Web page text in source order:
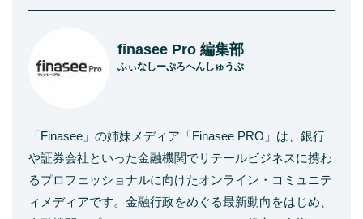
finasee Pro 編集部
ふぃなしーぷろへんしゅうぶ
「Finasee」の姉妹メディア「Finasee PRO」は、銀行
や証券会社といった金融機関でリテールビジネスに携わ
るプロフェッショナルに向けたオンライン・コミュニテ
ィメディアです。金融行政をめぐる最新動向をはじめ、